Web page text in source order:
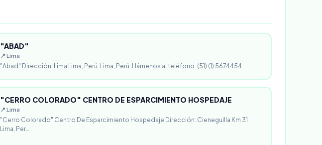
"ABAD"
📍 Lima
"Abad" Dirección: Lima Lima, Perú. Lima, Perú. Llámenos al teléfono: (51) (1) 5674454
"CERRO COLORADO" CENTRO DE ESPARCIMIENTO HOSPEDAJE
📍 Lima
"Cerro Colorado" Centro De Esparcimiento Hospedaje Dirección: Cieneguilla Km 31
Lima, Per…